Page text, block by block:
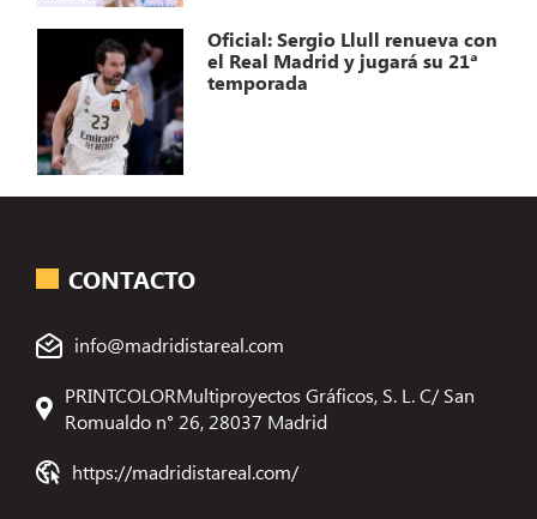
Oficial: Sergio Llull renueva con
el Real Madrid y jugará su 21ª
temporada
CONTACTO
info@madridistareal.com
PRINTCOLORMultiproyectos Gráficos, S. L. C/ San
Romualdo n° 26, 28037 Madrid
https://madridistareal.com/